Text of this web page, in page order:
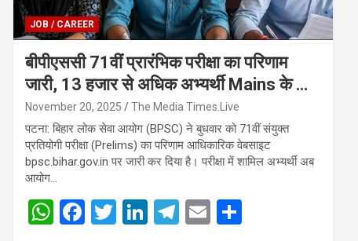
JOB / CAREER
बीपीएससी 71वीं प्रारंभिक परीक्षा का परिणाम
जारी, 13 हजार से अधिक अभ्यर्थी Mains के लिए
चयनित |
November 20, 2025 The Media Times.Live
पटना: बिहार लोक सेवा आयोग (BPSC) ने बुधवार को 71वीं संयुक्त
प्रतियोगी परीक्षा (Prelims) का परिणाम आधिकारिक वेबसाइट
bpsc.bihar.gov.in पर जारी कर दिया है। परीक्षा में शामिल अभ्यर्थी अब
आयोग…
W F
T
Li T
E